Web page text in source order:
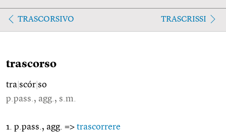
TRASCORSIVO TRASCRISSI
trascorso
tra scór so
p.pass., agg., s.m.
1. p.pass., agg. => trascorrere